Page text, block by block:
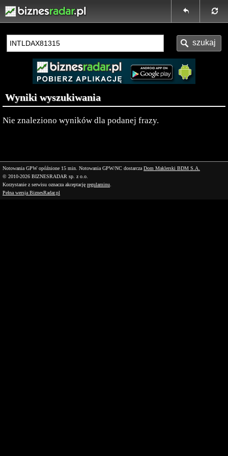
Wyniki wyszukiwania
Nie znaleziono wyników dla podanej frazy.
Notowania GPW opóźnione 15 min. Notowania GPW/NC dostarcza Dom Maklerski BDM S.A.
© 2010-2026 BIZNESRADAR sp. z o.o.
Korzystanie z serwisu oznacza akceptację regulaminu
Pełna wersja BiznesRadar.pl